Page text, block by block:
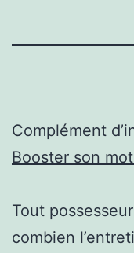
Complément
Booster son
Tout
combien